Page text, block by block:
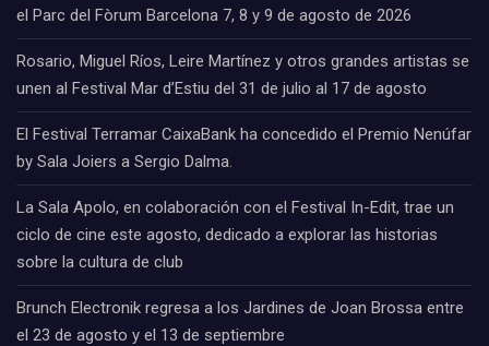
el Parc del Fòrum Barcelona 7, 8 y 9 de agosto de 2026
Rosario, Miguel Ríos, Leire Martínez y otros grandes artistas se
unen al Festival Mar d’Estiu del 31 de julio al 17 de agosto
El Festival Terramar CaixaBank ha concedido el Premio Nenúfar
by Sala Joiers a Sergio Dalma.
La Sala Apolo, en colaboración con el Festival In-Edit, trae un
ciclo de cine este agosto, dedicado a explorar las historias
sobre la cultura de club
Brunch Electronik regresa a los Jardines de Joan Brossa entre
el 23 de agosto y el 13 de septiembre